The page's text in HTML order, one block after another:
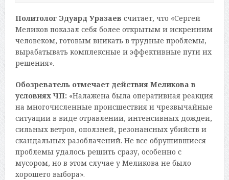
Политолог Эдуард Уразаев считает, что «Сергей
Меликов показал себя более открытым и искренним
человеком, готовым вникать в трудные проблемы,
вырабатывать комплексные и эффективные пути их
решения».
Обозреватель отмечает действия Меликова в
условиях ЧП: «Налажена была оперативная реакция
на многочисленные происшествия и чрезвычайные
ситуации в виде отравлений, интенсивных дождей,
сильных ветров, оползней, резонансных убийств и
скандальных разоблачений. Не все обрушившиеся
проблемы удалось решить сразу, особенно с
мусором, но в этом случае у Меликова не было
хорошего выбора».